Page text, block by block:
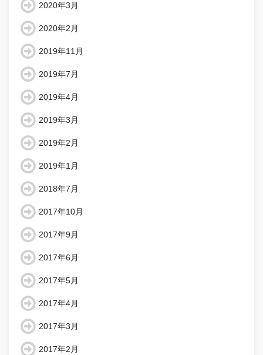
2020年3月
2020年2月
2019年11月
2019年7月
2019年4月
2019年3月
2019年2月
2019年1月
2018年7月
2017年10月
2017年9月
2017年6月
2017年5月
2017年4月
2017年3月
2017年2月